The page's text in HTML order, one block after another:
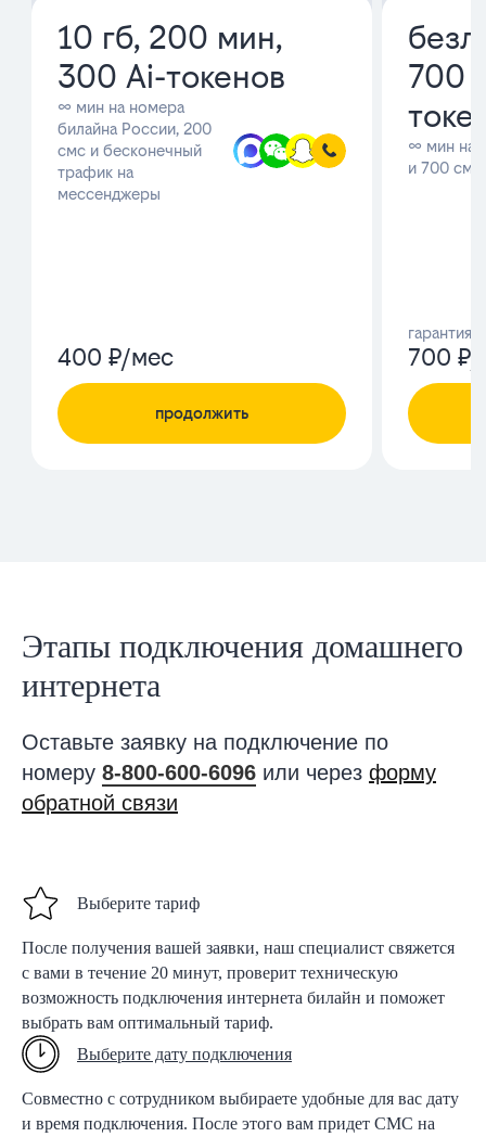
Этапы подключения домашнего
интернета
Оставьте заявку на подключение по
номеру 8-800-600-6096 или через форму
обратной связи
Выберите тариф
После получения вашей заявки, наш специалист свяжется
с вами в течение 20 минут, проверит техническую
возможность подключения интернета билайн и поможет
выбрать вам оптимальный тариф.
Выберите дату подключения
Совместно с сотрудником выбираете удобные для вас дату
и время подключения. После этого вам придет СМС на